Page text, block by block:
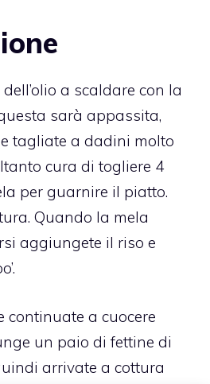
a scaldare con la
sarà appassita,
tagliate a dadini molto
cura di togliere 4
per guarnire il piatto.
Quando la mela
aggiungete il riso e
continuate a cuocere
un paio di fettine di
arrivate a cottura